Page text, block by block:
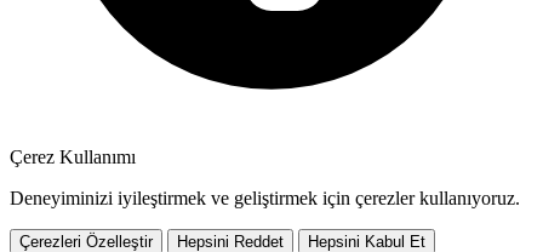
Çerez Kullanımı
Deneyiminizi iyileştirmek ve geliştirmek için çerezler kullanıyoruz.
Çerezleri Özelleştir Hepsini Reddet Hepsini Kabul Et